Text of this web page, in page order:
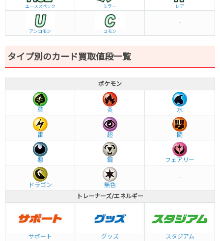
エーススペック ミラー レア
アンコモン コモン
-
タイプ別のカード買取値段一覧
ポケモン
草 炎 水
雷 超 闘
悪 鋼 フェアリー
ドラゴン 無色
-
トレーナーズ/エネルギー
サポート グッズ スタジアム